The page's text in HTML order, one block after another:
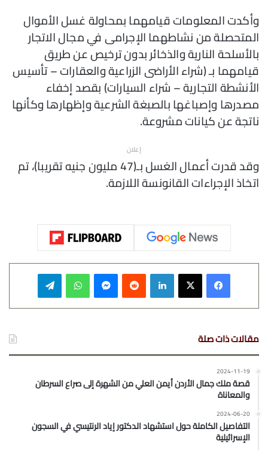
وأكدت المعلومات قيامهما بمحاولة غسل الأموال
المتحصلة من نشاطهما الإجرامى في مجال الاتجار
بالأسلحة النارية والذخائر بدون ترخيص عن طريق
قيامهما بـ (شراء الأراضى الزراعية والعقارات – تأسيس
الأنشطة التجارية – شراء السيارات) بقصد إخفاء
مصدرها وإصباغها بالصبغة الشرعية وإظهارها وكأنها
ناتجة عن كيانات مشروعة.
إعلان
وقد قدرت أعمال الغسل بـ(47 مليون جنيه تقريبا)، تم
اتخاذ الإجراءات القانونسة اللازمة.
فيسبوك ‫X لينكدإن واتساب
مقالات ذات صلة
2024-11-19
قصة ملك جمال الأردن أيمن العلي من الشهرة إلى صراع السرطان
والمعاناة
2024-06-20
التفاصيل الكاملة حول استشهاد الدكتور إياد الرنتيسي في السجون
الإسرائيلية